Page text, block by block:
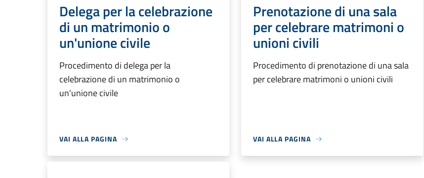
Delega per la celebrazione
di un matrimonio o
un'unione civile
Procedimento di delega per la
celebrazione di un matrimonio o
un'unione civile
VAI ALLA PAGINA
Prenotazione di una sala
per celebrare matrimoni o
unioni civili
Procedimento di prenotazione di una sala
per celebrare matrimoni o unioni civili
VAI ALLA PAGINA